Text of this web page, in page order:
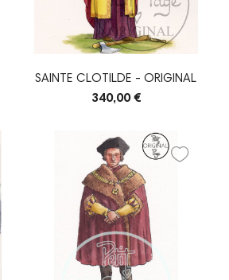
SAINTE CLOTILDE - ORIGINAL
340,00 €